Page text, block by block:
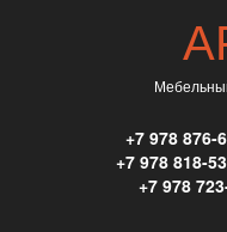
+7 978 876-
+7 978 818-
+7 978